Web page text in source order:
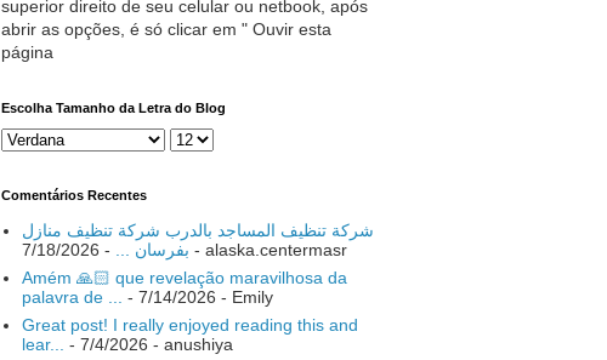
superior direito de seu celular ou netbook, após
abrir as opções, é só clicar em " Ouvir esta
página
Escolha Tamanho da Letra do Blog
Comentários Recentes
شركة تنظيف المساجد بالدرب شركة تنظيف منازل
بفرسان ...
- 7/18/2026
- alaska.centermasr
Amém 🙏🏻 que revelação maravilhosa da
palavra de ...
- 7/14/2026 - Emily
Great post! I really enjoyed reading this and
lear...
- 7/4/2026 - anushiya